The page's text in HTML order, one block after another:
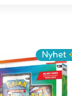
Nyhet